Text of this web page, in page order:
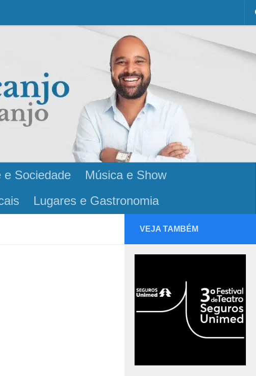
e Sociedade
Música e Show
Lugares e Gastronomia
VEJA TAMBÉM